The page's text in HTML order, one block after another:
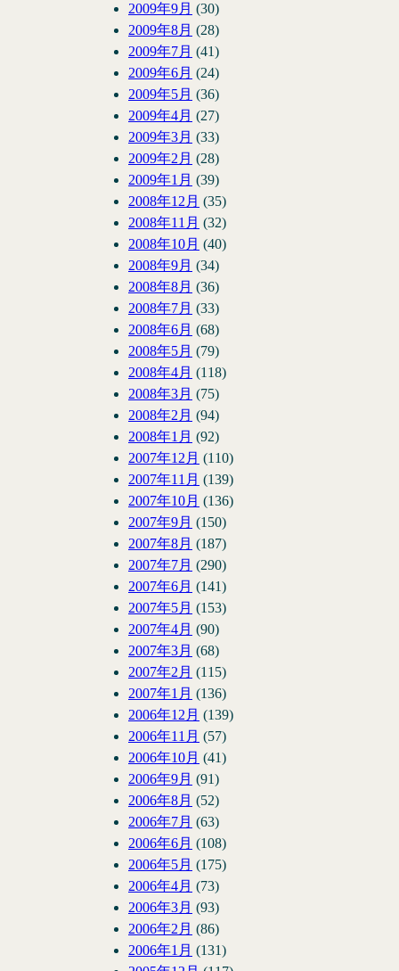
2009年9月 (30)
2009年8月 (28)
2009年7月 (41)
2009年6月 (24)
2009年5月 (36)
2009年4月 (27)
2009年3月 (33)
2009年2月 (28)
2009年1月 (39)
2008年12月 (35)
2008年11月 (32)
2008年10月 (40)
2008年9月 (34)
2008年8月 (36)
2008年7月 (33)
2008年6月 (68)
2008年5月 (79)
2008年4月 (118)
2008年3月 (75)
2008年2月 (94)
2008年1月 (92)
2007年12月 (110)
2007年11月 (139)
2007年10月 (136)
2007年9月 (150)
2007年8月 (187)
2007年7月 (290)
2007年6月 (141)
2007年5月 (153)
2007年4月 (90)
2007年3月 (68)
2007年2月 (115)
2007年1月 (136)
2006年12月 (139)
2006年11月 (57)
2006年10月 (41)
2006年9月 (91)
2006年8月 (52)
2006年7月 (63)
2006年6月 (108)
2006年5月 (175)
2006年4月 (73)
2006年3月 (93)
2006年2月 (86)
2006年1月 (131)